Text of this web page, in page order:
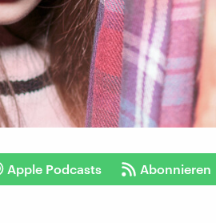
Apple Podcasts Abonnieren